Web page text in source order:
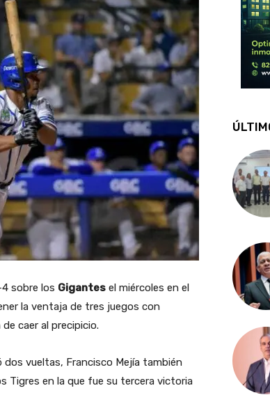
sobre los Gigantes el miércoles en el
la ventaja de tres juegos con
caer al precipicio.
vueltas, Francisco Mejía también
Tigres en la que fue su tercera victoria